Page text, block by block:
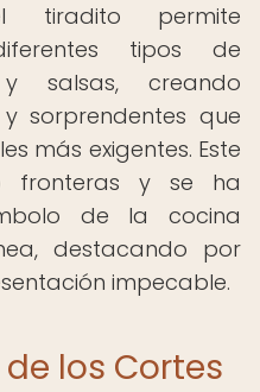
tiradito permite
tipos de
salsas, creando
sorprendentes que
más exigentes. Este
fronteras y se ha
de la cocina
destacando por
impecable.
los Cortes